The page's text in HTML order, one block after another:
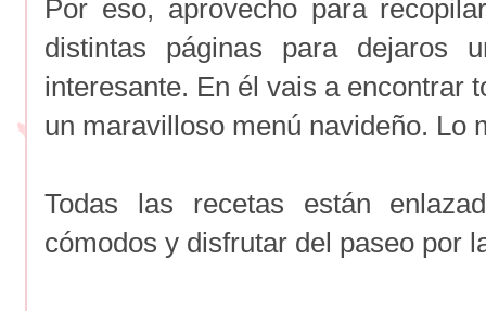
Por eso, aprovecho para
distintas páginas para dejaros
interesante. En él vais a encontrar
un maravilloso menú navideño. Lo
Todas las recetas están
cómodos y disfrutar del paseo por